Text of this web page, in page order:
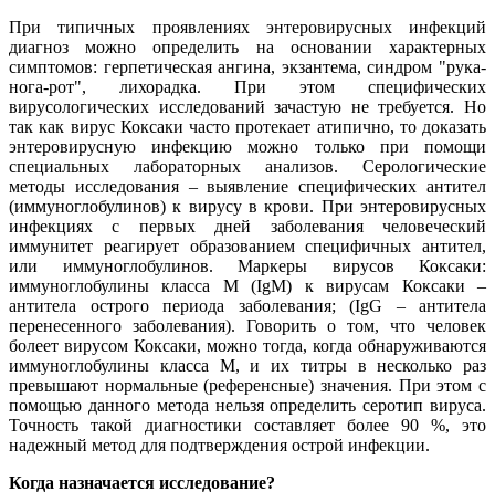
При типичных проявлениях энтеровирусных инфекций
диагноз можно определить на основании характерных
симптомов: герпетическая ангина, экзантема, синдром "рука-
нога-рот", лихорадка. При этом специфических
вирусологических исследований зачастую не требуется. Но
так как вирус Коксаки часто протекает атипично, то доказать
энтеровирусную инфекцию можно только при помощи
специальных лабораторных анализов. Серологические
методы исследования – выявление специфических антител
(иммуноглобулинов) к вирусу в крови. При энтеровирусных
инфекциях с первых дней заболевания человеческий
иммунитет реагирует образованием специфичных антител,
или иммуноглобулинов. Маркеры вирусов Коксаки:
иммуноглобулины класса М (IgM) к вирусам Коксаки –
антитела острого периода заболевания; (IgG – антитела
перенесенного заболевания). Говорить о том, что человек
болеет вирусом Коксаки, можно тогда, когда обнаруживаются
иммуноглобулины класса М, и их титры в несколько раз
превышают нормальные (референсные) значения. При этом с
помощью данного метода нельзя определить серотип вируса.
Точность такой диагностики составляет более 90 %, это
надежный метод для подтверждения острой инфекции.
Когда назначается исследование?